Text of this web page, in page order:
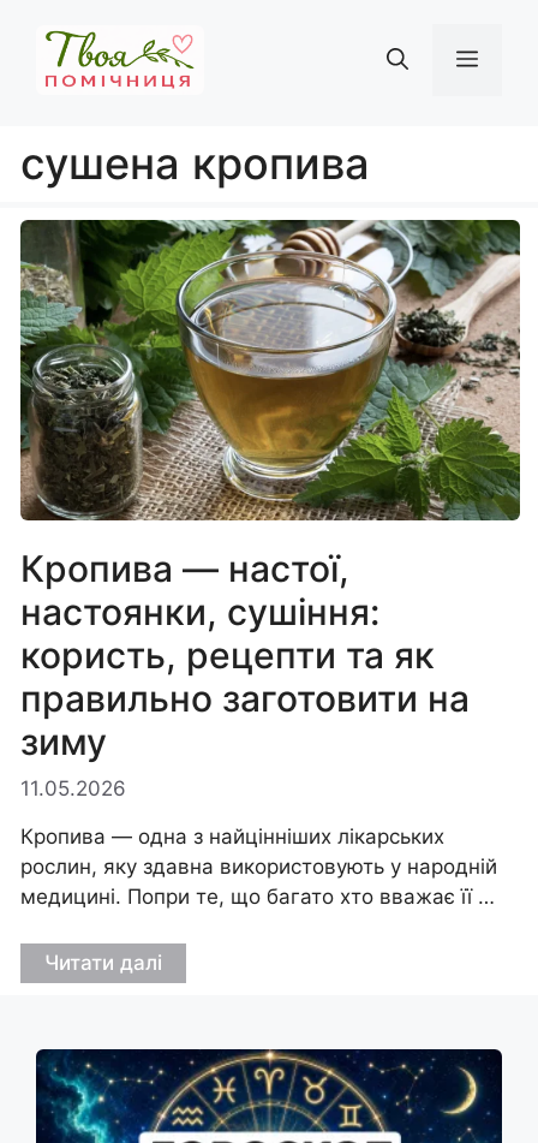
вмісту
сушена кропива
Кропива — настої,
настоянки, сушіння:
користь, рецепти та як
правильно заготовити на
зиму
11.05.2026
Кропива — одна з найцінніших лікарських
рослин, яку здавна використовують у народній
медицині. Попри те, що багато хто вважає її …
Читати далі